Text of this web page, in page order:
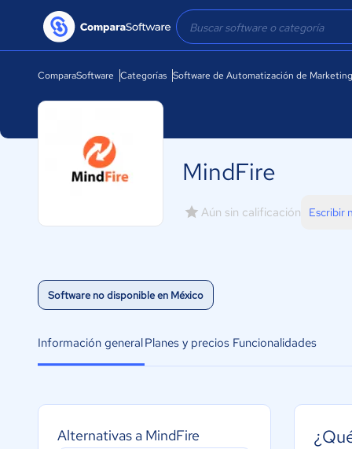
ComparaSoftware Categorías Software de Automatización de Marketing
MindFire
Aún sin calificación Escribir
Software no disponible en México
Información generalPlanes y precios Funcionalidades
Alternativas a MindFire